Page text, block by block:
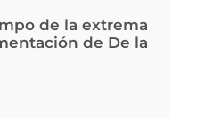
de la extrema
de De la